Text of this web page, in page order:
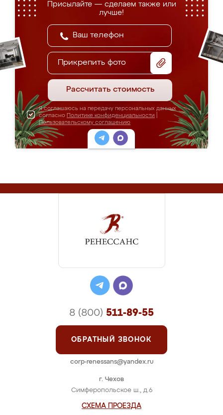
Присылайте — сделаем также или
лучше!
Прикрепить фото
Рассчитать стоимость
Я соглашаюсь на передачу персональных данных
согласно Политике конфиденциальности
Пользовательскому соглашению
г. Чехов
Симферопольское ш., д.6
СХЕМА ПРОЕЗДА
8 (800) 511-89-55
ОБРАТНЫЙ ЗВОНОК
corp-renessans@yandex.ru